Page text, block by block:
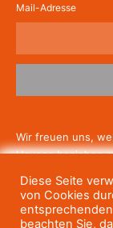
Mail-Adresse
Wir freuen uns,
Hauses beziehen
um die
Gratis-News
Siesich jederzeit
Diese Seite
von Cookies
beachten Sie,